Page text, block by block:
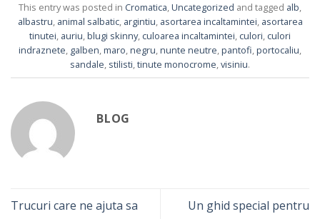
This entry was posted in Cromatica,Uncategorized and tagged alb,
albastru, animal salbatic, argintiu, asortarea incaltamintei, asortarea
tinutei, auriu,blugi skinny, culoarea incaltamintei, culori, culori
indraznete, galben,maro,negru,nunte neutre,pantofi,portocaliu,
sandale, stilisti,tinute monocrome,visiniu.
BLOG
Trucuri care ne ajuta sa
Un ghid special pentru